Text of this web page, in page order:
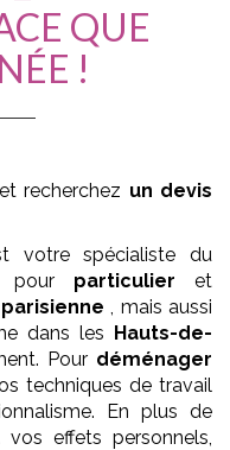
QUE
!
et recherchez un devis
votre spécialiste du
pour particulier et
, mais aussi
dans les Hauts-de-
Pour déménager
techniques de travail
En plus de
effets personnels,